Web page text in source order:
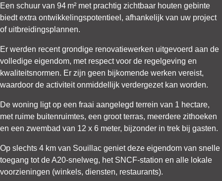
Een schuur van 94 m² met prachtig zichtbaar houten gebinte
biedt extra ontwikkelingspotentieel, afhankelijk van uw project
of uitbreidingsplannen.
Er werden recent grondige renovatiewerken uitgevoerd aan de
volledige eigendom, met respect voor de regelgeving en
kwaliteitsnormen. Er zijn geen bijkomende werken vereist,
waardoor de activiteit onmiddellijk verdergezet kan worden.
De woning ligt op een fraai aangelegd terrein van 1 hectare,
met ruime buitenruimtes, een groot terras, meerdere zithoeken
en een zwembad van 12 x 6 meter, bijzonder in trek bij gasten.
Op slechts 4 km van Souillac geniet deze eigendom van snelle
toegang tot de A20-snelweg, het SNCF-station en alle lokale
voorzieningen (winkels, diensten, restaurants).